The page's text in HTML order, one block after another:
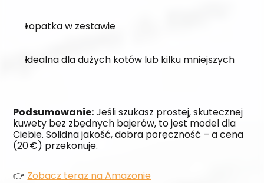
Łopatka w zestawie
Idealna dla dużych kotów lub kilku mniejszych
Podsumowanie: Jeśli szukasz prostej, skutecznej
kuwety bez zbędnych bajerów, to jest model dla
Ciebie. Solidna jakość, dobra poręczność – a cena
(20 €) przekonuje.
👉 Zobacz teraz na Amazonie